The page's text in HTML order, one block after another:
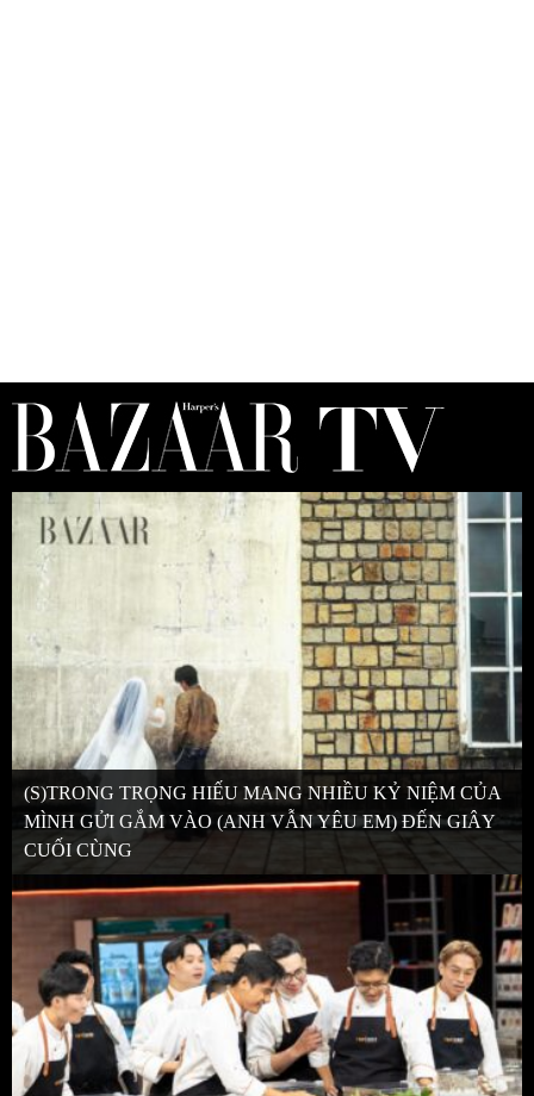
(S)TRONG TRỌNG HIẾU MANG NHIỀU KỶ NIỆM CỦA
MÌNH GỬI GẮM VÀO (ANH VẪN YÊU EM) ĐẾN GIÂY
CUỐI CÙNG